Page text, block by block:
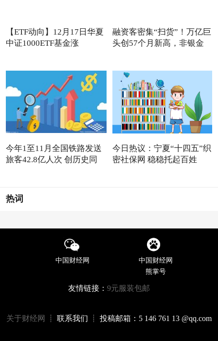
【ETF动向】12月17日华夏
中证1000ETF基金涨
融资客密集“扫货”！万亿巨
头创57个月新高，非银金
今年1至11月全国铁路发送
旅客42.8亿人次 创历史同
今日热议：宁夏“十四五”织
密社保网 稳稳托起百姓
热词
中国财经网
中国财经网
熊掌号
友情链接： 9元服装包邮
关于财经网 ┊ 联系我们 ┊ 投稿邮箱：5 146 761 13 @qq.com